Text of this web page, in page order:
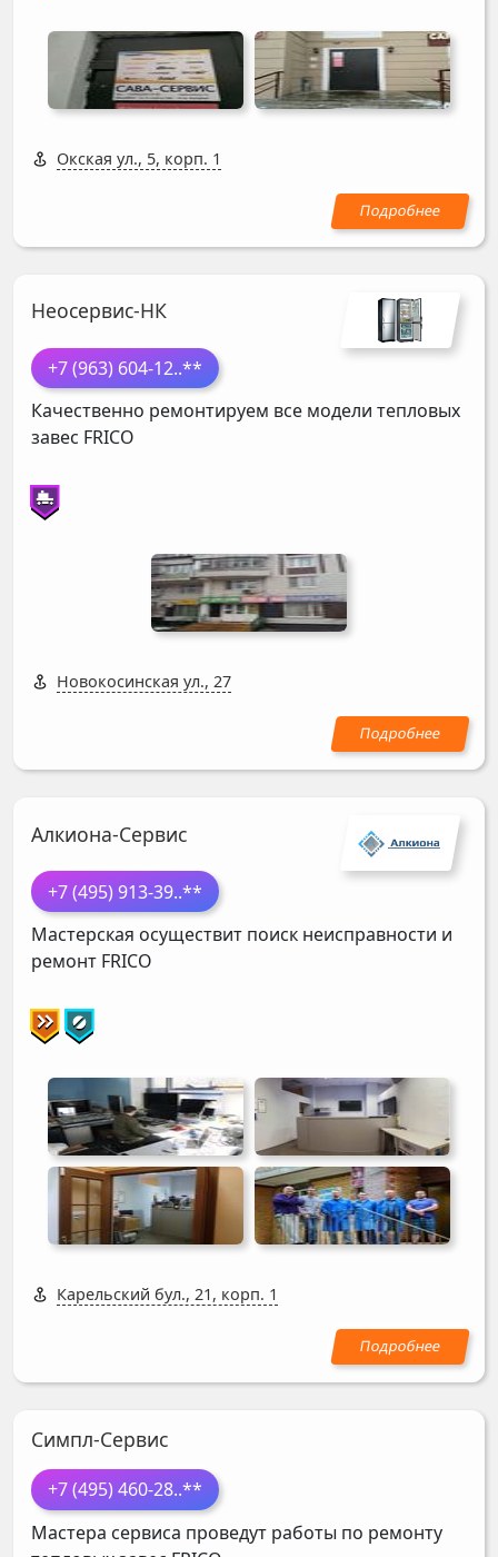
Окская ул., 5, корп. 1
Неосервис-НК
+7 (963) 604-12..**
Качественно ремонтируем все модели тепловых
завес FRICO
Новокосинская ул., 27
Алкиона-Сервис
+7 (495) 913-39..**
Мастерская осуществит поиск неисправности и
ремонт FRICO
Карельский бул., 21, корп. 1
Симпл-Сервис
+7 (495) 460-28..**
Мастера сервиса проведут работы по ремонту